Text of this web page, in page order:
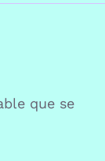
que se